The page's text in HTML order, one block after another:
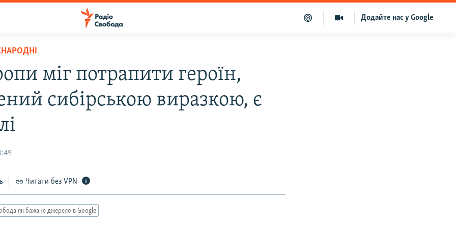
Додайте нас у Google
міг потрапити героїн,
сибірською виразкою, є
Читати без VPN
як бажане джерело в Google